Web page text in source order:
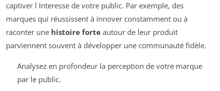
captiver l Interesse de votre public. Par exemple, des
marques qui réussissent à innover constamment ou à
raconter une histoire forte autour de leur produit
parviennent souvent à développer une communauté fidèle.
Analysez en profondeur la perception de votre marque
par le public.